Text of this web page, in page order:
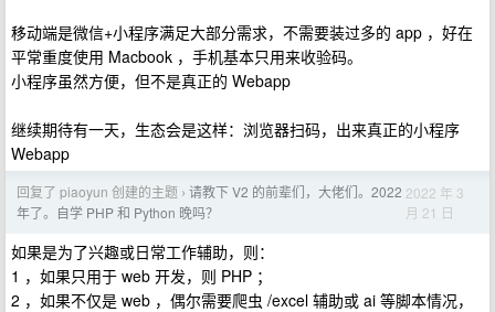
移动端是微信+小程序满足大部分需求，不需要装过多的 app ，好在
平常重度使用 Macbook ，手机基本只用来收验码。
小程序虽然方便，但不是真正的 Webapp
继续期待有一天，生态会是这样：浏览器扫码，出来真正的小程序
Webapp
回复了 piaoyun 创建的主题 › 请教下 V2 的前辈们，大佬们。2022
年了。自学 PHP 和 Python 晚吗？
2022 年 3
月 21 日
如果是为了兴趣或日常工作辅助，则：
1 ，如果只用于 web 开发，则 PHP ；
2 ，如果不仅是 web ，偶尔需要爬虫 /excel 辅助或 ai 等脚本情况，